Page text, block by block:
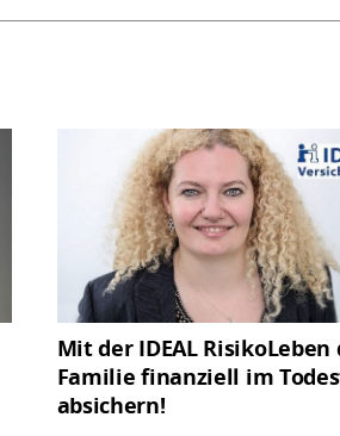
Mit der IDEAL RisikoLeben
Familie finanziell im
absichern!